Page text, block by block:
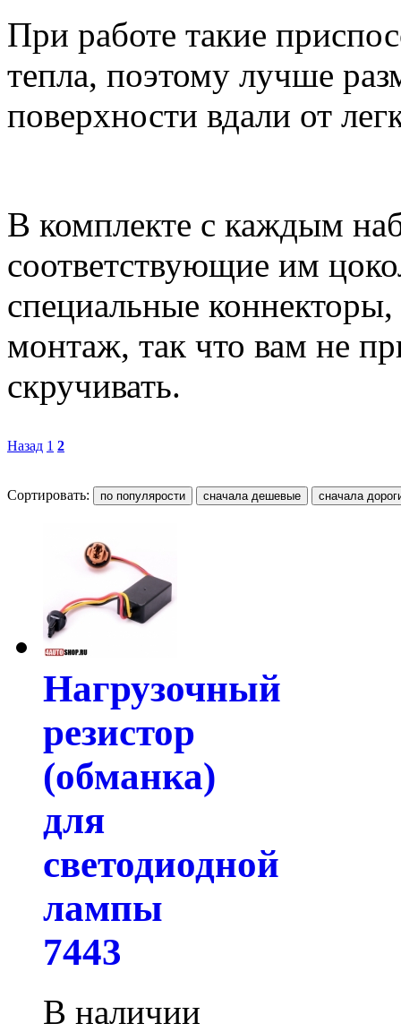
При работе такие
тепла, поэтому лучше
поверхности вдали от
В комплекте с каждым
соответствующие им
специальные
монтаж, так что вам не
скручивать.
Назад 1 2
Сортировать:
Нагрузочный
резистор
(обманка)
для
светодиодной
лампы
7443
В наличии